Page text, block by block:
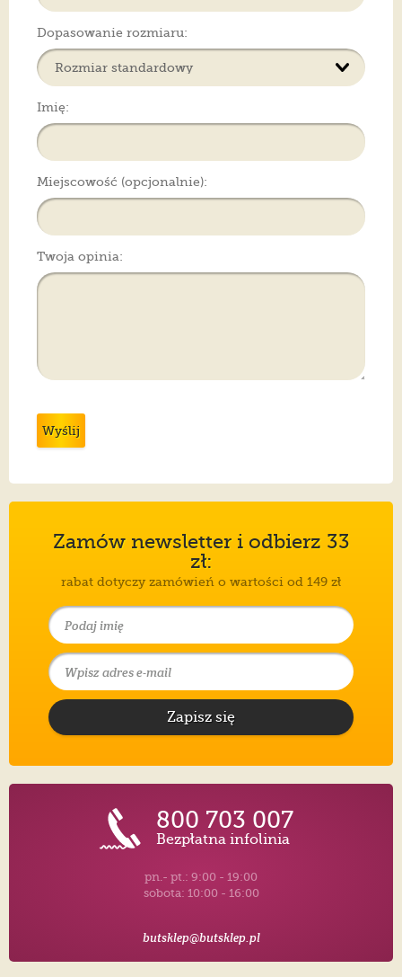
Dopasowanie rozmiaru:
Imię:
Miejscowość (opcjonalnie):
Twoja opinia:
Wyślij
Zamów newsletter i odbierz 33
zł:
rabat dotyczy zamówień o wartości od 149 zł
Zapisz się
800 703 007
Bezpłatna infolinia
pn.- pt.: 9:00 - 19:00
sobota: 10:00 - 16:00
butsklep@butsklep.pl